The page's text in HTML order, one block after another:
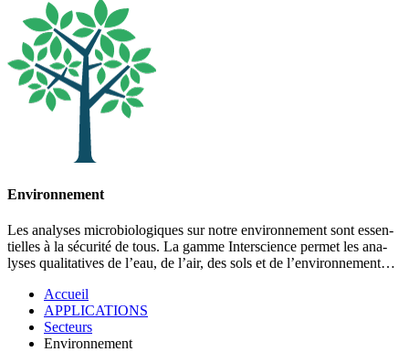
Environnement
Les analyses microbiologiques sur notre envi­ron­ne­ment sont essen­
tielles à la sé­cu­ri­té de tous. La gam­me Interscience per­met les ana­
lyses qua­li­ta­tives de l’eau, de l’air, des sols et de l’en­vi­ron­nement…
Accueil
APPLICATIONS
Secteurs
Environnement